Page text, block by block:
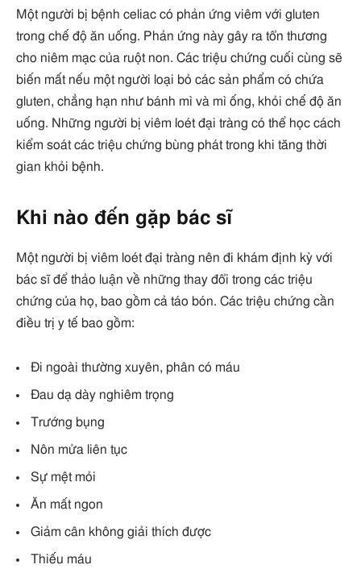
Một người bị bệnh celiac có phản ứng viêm với gluten
trong chế độ ăn uống. Phản ứng này gây ra tổn thương
cho niêm mạc của ruột non. Các triệu chứng cuối cùng sẽ
biến mất nếu một người loại bỏ các sản phẩm có chứa
gluten, chẳng hạn như bánh mì và mì ống, khỏi chế độ ăn
uống. Những người bị viêm loét đại tràng có thể học cách
kiểm soát các triệu chứng bùng phát trong khi tăng thời
gian khỏi bệnh.
Khi nào đến gặp bác sĩ
Một người bị viêm loét đại tràng nên đi khám định kỳ với
bác sĩ để thảo luận về những thay đổi trong các triệu
chứng của họ, bao gồm cả táo bón. Các triệu chứng cần
điều trị y tế bao gồm:
Đi ngoài thường xuyên, phân có máu
Đau dạ dày nghiêm trọng
Trướng bụng
Nôn mửa liên tục
Sự mệt mỏi
Ăn mất ngon
Giảm cân không giải thích được
Thiếu máu